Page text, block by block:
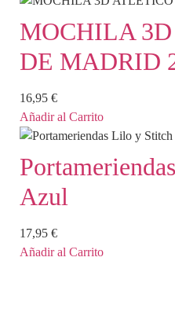
MOCHILA
DE MADRID
16,95 €
Añadir al Carrito
Azul
17,95 €
Añadir al Carrito